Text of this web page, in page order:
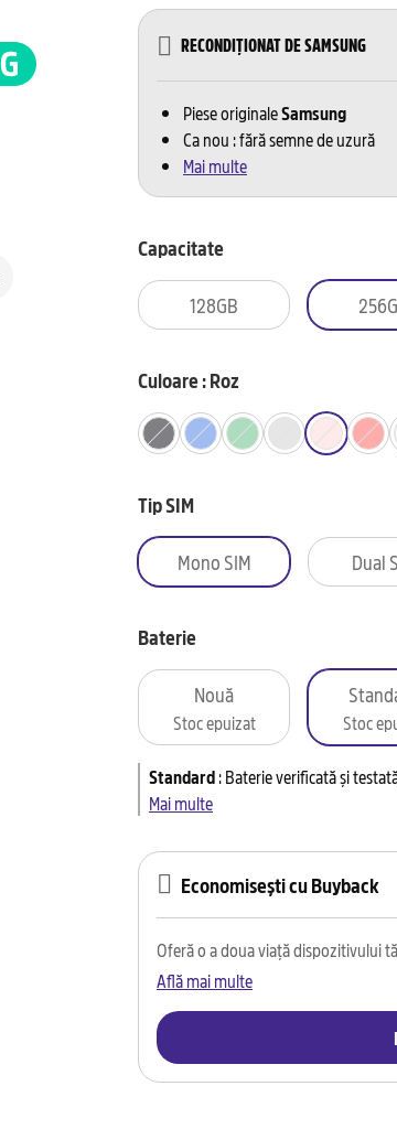
RECONDIȚIONAT DE SAMSUNG
Piese originaleSamsung
Ca nou : fără semne de uzură
Mai multe
Capacitate
128GB
Culoare : Roz
Tip SIM
Mono SIM Dual
Baterie
Nouă
Stoc epuizat Stoc
Standard:Baterie verificată și
Mai multe
Economisești cu Buyback
Oferă o a doua viață dispozitivului
Află mai multe